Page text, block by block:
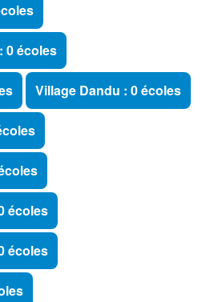
0 écoles
Village Dandu : 0 écoles
écoles
écoles